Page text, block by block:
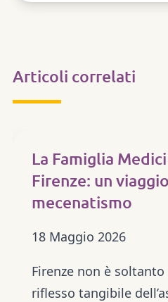
Articoli correlati
ARTE & CULTURA
La Famiglia
Firenze: un
mecenatismo
18 Maggio 2026
Firenze non è
riflesso tangibile